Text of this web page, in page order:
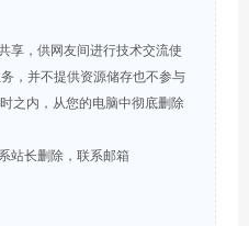
享，供网友间进行技术交流使
，并不提供资源储存也不参与
之内，从您的电脑中彻底删除
站长删除，联系邮箱